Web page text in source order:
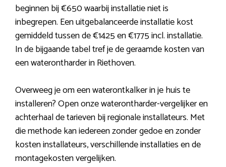
beginnen bij €650 waarbij installatie niet is
inbegrepen. Een uitgebalanceerde installatie kost
gemiddeld tussen de €1425 en €1775 incl. installatie.
In de bijgaande tabel tref je de geraamde kosten van
een waterontharder in Riethoven.
Overweeg je om een waterontkalker in je huis te
installeren? Open onze waterontharder-vergelijker en
achterhaal de tarieven bij regionale installateurs. Met
die methode kan iedereen zonder gedoe en zonder
kosten installateurs, verschillende installaties en de
montagekosten vergelijken.